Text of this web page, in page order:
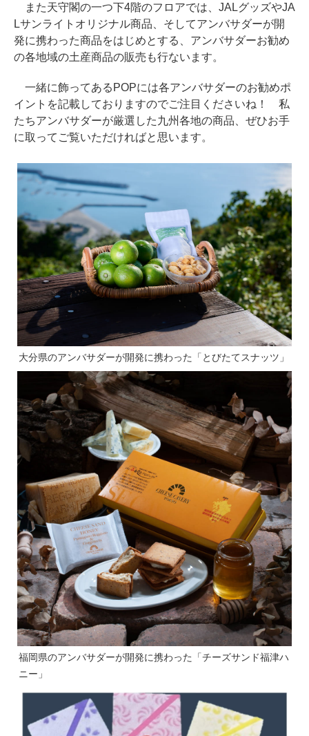
また天守閣の一つ下4階のフロアでは、JALグッズやJA
Lサンライトオリジナル商品、そしてアンバサダーが開
発に携わった商品をはじめとする、アンバサダーお勧め
の各地域の土産商品の販売も行ないます。
一緒に飾ってあるPOPには各アンバサダーのお勧めポ
イントを記載しておりますのでご注目くださいね！ 私
たちアンバサダーが厳選した九州各地の商品、ぜひお手
に取ってご覧いただければと思います。
大分県のアンバサダーが開発に携わった「とびたてスナッツ」
福岡県のアンバサダーが開発に携わった「チーズサンド福津ハ
ニー」